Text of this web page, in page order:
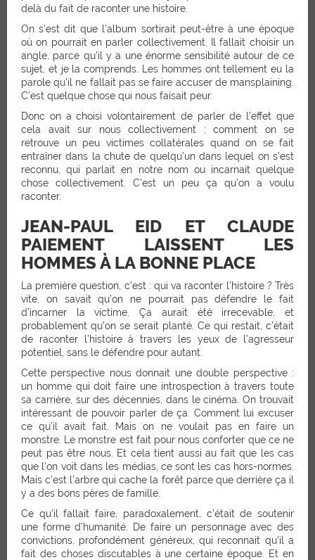
delà du fait de raconter une histoire.
On s’est dit que l’album sortirait peut-être à une époque
où on pourrait en parler collectivement. Il fallait choisir un
angle, parce qu’il y a une énorme sensibilité autour de ce
sujet, et je la comprends. Les hommes ont tellement eu la
parole qu’il ne fallait pas se faire accuser de mansplaining.
C’est quelque chose qui nous faisait peur.
Donc on a choisi volontairement de parler de l’effet que
cela avait sur nous collectivement : comment on se
retrouve un peu victimes collatérales quand on se fait
entraîner dans la chute de quelqu’un dans lequel on s’est
reconnu, qui parlait en notre nom ou incarnait quelque
chose collectivement. C’est un peu ça qu’on a voulu
raconter.
JEAN-PAUL EID ET CLAUDE
PAIEMENT LAISSENT LES
HOMMES À LA BONNE PLACE
La première question, c’est : qui va raconter l’histoire ? Très
vite, on savait qu’on ne pourrait pas défendre le fait
d’incarner la victime. Ça aurait été irrecevable, et
probablement qu’on se serait planté. Ce qui restait, c’était
de raconter l’histoire à travers les yeux de l’agresseur
potentiel, sans le défendre pour autant.
Cette perspective nous donnait une double perspective :
un homme qui doit faire une introspection à travers toute
sa carrière, sur des décennies, dans le cinéma. On trouvait
intéressant de pouvoir parler de ça. Comment lui excuser
ce qu’il avait fait. Mais on ne voulait pas en faire un
monstre. Le monstre est fait pour nous conforter que ce ne
peut pas être nous. Et cela tient aussi au fait que les cas
que l’on voit dans les médias, ce sont les cas hors-normes.
Mais c’est l’arbre qui cache la forêt parce que derrière ça il
y a des bons pères de famille.
Ce qu’il fallait faire, paradoxalement, c’était de soutenir
une forme d’humanité. De faire un personnage avec des
convictions, profondément généreux, qui reconnait qu’il a
fait des choses discutables à une certaine époque. Et en